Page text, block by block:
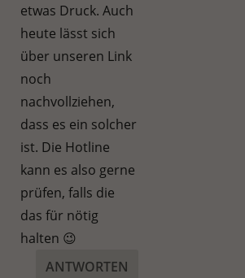
etwas Druck. Auch
heute lässt sich
über unseren Link
noch
nachvollziehen,
dass es ein solcher
ist. Die Hotline
kann es also gerne
prüfen, falls die
das für nötig
halten 😉
ANTWORTEN